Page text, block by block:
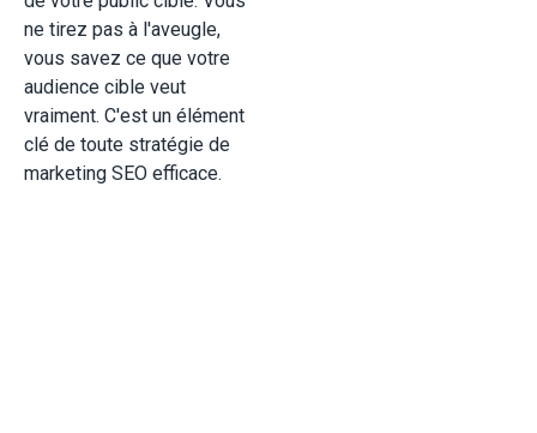
ne tirez pas à l'aveugle,
vous savez ce que votre
audience cible veut
vraiment. C'est un élément
clé de toute stratégie de
marketing SEO efficace.